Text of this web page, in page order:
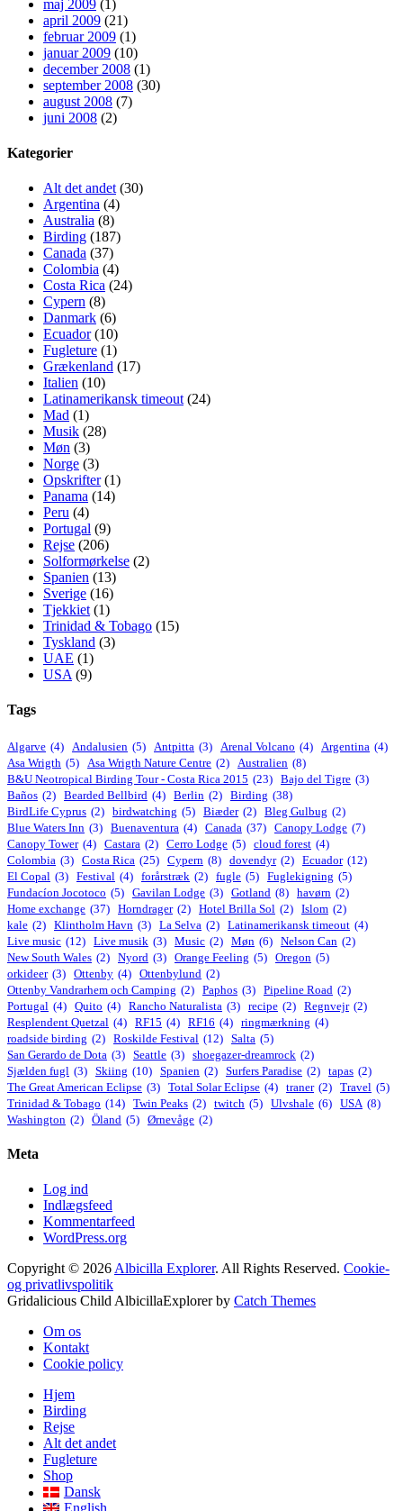
maj 2009 (1)
april 2009 (21)
februar 2009 (1)
januar 2009 (10)
december 2008 (1)
september 2008 (30)
august 2008 (7)
juni 2008 (2)
Kategorier
Alt det andet (30)
Argentina (4)
Australia (8)
Birding (187)
Canada (37)
Colombia (4)
Costa Rica (24)
Cypern (8)
Danmark (6)
Ecuador(10)
Fugleture (1)
Grækenland (17)
Italien (10)
Latinamerikansk timeout (24)
Mad (1)
Musik (28)
Møn (3)
Norge (3)
Opskrifter(1)
Panama (14)
Peru (4)
Portugal (9)
Rejse (206)
Solformørkelse (2)
Spanien (13)
Sverige (16)
Tjekkiet (1)
Trinidad & Tobago (15)
Tyskland (3)
UAE (1)
USA (9)
Tags
Algarve (4) Andalusien (5) Antpitta (3) Arenal Volcano (4) Argentina (4)
Asa Wrigth (5) Asa Wrigth Nature Centre (2) Australien (8)
B&U Neotropical Birding Tour - Costa Rica 2015 (23) Bajo del Tigre (3)
Baños (2) Bearded Bellbird (4) Berlin (2) Birding (38)
BirdLife Cyprus (2) birdwatching (5) Biæder (2) Bleg Gulbug (2)
Blue Waters Inn (3) Buenaventura (4) Canada (37) Canopy Lodge (7)
Canopy Tower (4) Castara (2) Cerro Lodge (5) cloud forest (4)
Colombia (3) Costa Rica (25) Cypern (8) dovendyr (2) Ecuador (12)
El Copal (3) Festival (4) forårstræk (2) fugle (5) Fuglekigning (5)
Fundacíon Jocotoco (5) Gavilan Lodge (3) Gotland (8) havørn (2)
Home exchange (37) Horndrager (2) Hotel Brilla Sol (2) Islom (2)
kale (2) Klintholm Havn (3) La Selva (2) Latinamerikansk timeout (4)
Live music (12) Live musik (3) Music (2) Møn (6) Nelson Can (2)
New South Wales (2) Nyord (3) Orange Feeling (5) Oregon (5)
orkideer (3) Ottenby (4) Ottenbylund (2)
Ottenby Vandrarhem och Camping (2) Paphos (3) Pipeline Road (2)
Portugal (4) Quito (4) Rancho Naturalista (3) recipe (2) Regnvejr (2)
Resplendent Quetzal (4) RF15 (4) RF16 (4) ringmærkning (4)
roadside birding (2) Roskilde Festival (12) Salta (5)
San Gerardo de Dota (3) Seattle (3) shoegazer-dreamrock (2)
Sjælden fugl (3) Skiing (10) Spanien (2) Surfers Paradise (2) tapas (2)
The Great American Eclipse (3) Total Solar Eclipse (4) traner (2) Travel (5)
Trinidad & Tobago (14) Twin Peaks (2) twitch (5) Ulvshale (6) USA (8)
Washington (2) Öland (5) Ørnevåge (2)
Meta
Log ind
Indlægsfeed
Kommentarfeed
WordPress.org
Copyright © 2026 Albicilla Explorer. All Rights Reserved. Cookie-
og privatlivspolitik
Gridalicious Child AlbicillaExplorer by Catch Themes
Om os
Kontakt
Cookie policy
Hjem
Birding
Rejse
Alt det andet
Fugleture
Shop
Dansk